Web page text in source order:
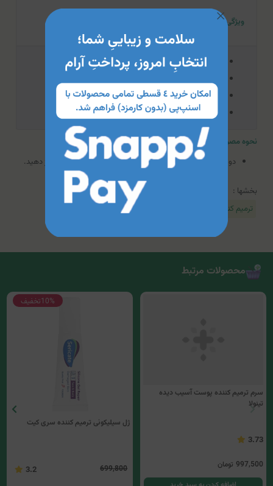
ویژگی‌های کرم ترمیم کننده پوست بل ویسو
کرم مغذی و جوان‌کننده پوست
فرموله شده با عصاره گیاهی طبیعی
درمان پیشرفته برای صورت و بدن
نحوه مصرف کرم ترمیم کننده پوست بل ویسو
دو بار در روز بر روی پوست تمیز صورت و بدن تا جذب کامل ماساژ دهید.
بخشها :
ترمیم کننده
محصولات مرتبط
3.73
10%تخفیف
ژل سیلیکونی ترمیم کننده سری کیت
699,800
3.2